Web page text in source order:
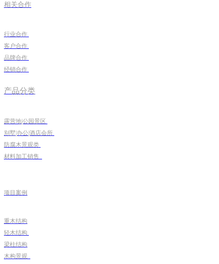
相关合作
行业合作
客户合作
品牌合作
经销合作
产品分类
露营地|公园景区
别墅|办公|酒店会所
防腐木景观类
材料加工销售
项目案例
重木结构
轻木结构
梁柱结构
木构景观